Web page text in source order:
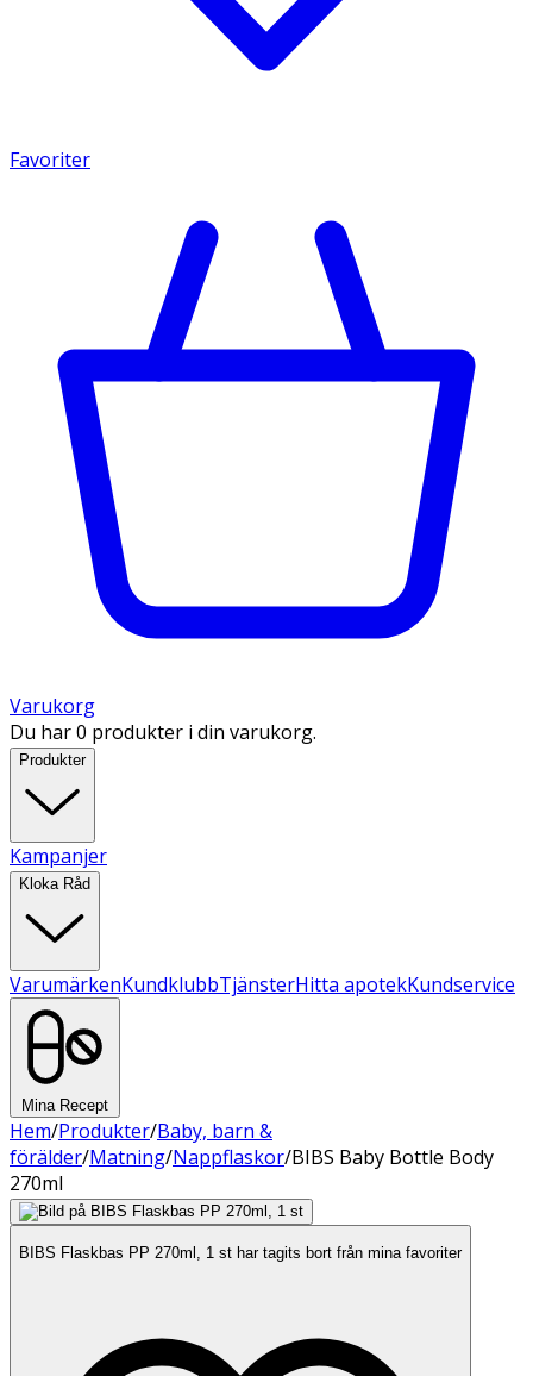
Favoriter
Varukorg
Du har 0 produkter i din varukorg.
Produkter
Kampanjer
Kloka Råd
VarumärkenKundklubbTjänsterHitta apotekKundservice
Mina Recept
Hem/Produkter/Baby, barn &
förälder/Matning/Nappflaskor/BIBS Baby Bottle Body
270ml
BIBS Flaskbas PP 270ml, 1 st har tagits bort från mina favoriter